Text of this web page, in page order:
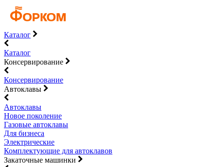
Каталог
Каталог
Консервирование
Консервирование
Автоклавы
Автоклавы
Новое поколение
Газовые автоклавы
Для бизнеса
Электрические
Комплектующие для автоклавов
Закаточные машинки